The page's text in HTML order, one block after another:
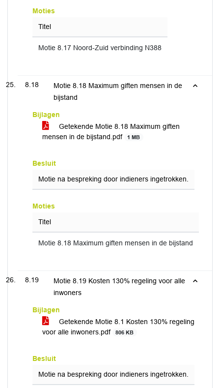
Moties
Titel
Motie 8.17 Noord-Zuid verbinding N388
8.18
Motie 8.18 Maximum giften mensen in de
bijstand
Bijlagen
Getekende Motie 8.18 Maximum giften
mensen in de bijstand.pdf
1 MB
Besluit
Motie na bespreking door indieners ingetrokken.
Moties
Titel
Motie 8.18 Maximum giften mensen in de bijstand
8.19
Motie 8.19 Kosten 130% regeling voor alle
inwoners
Bijlagen
Getekende Motie 8.1 Kosten 130% regeling
voor alle inwoners.pdf
806 KB
Besluit
Motie na bespreking door indieners ingetrokken.